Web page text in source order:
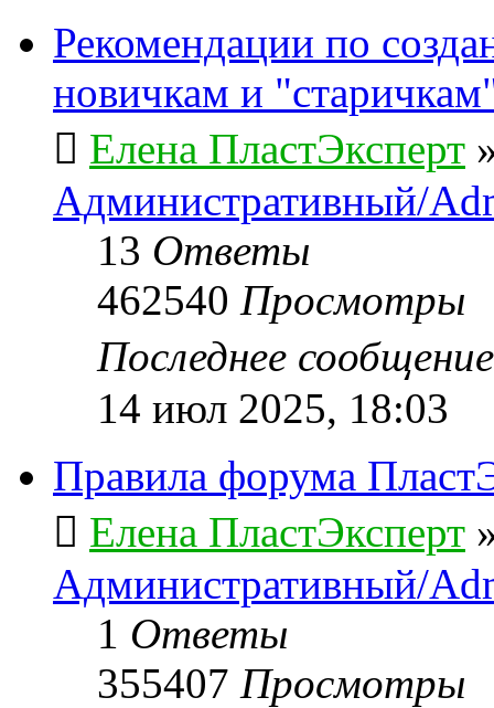
Рекомендации по
новичкам и
Елена ПластЭксперт
Административный/
13 Ответы
462540 Просмотры
Последнее
14 июл 2025, 18:03
Правила форума
Елена ПластЭксперт
Административный/
1 Ответы
355407 Просмотры